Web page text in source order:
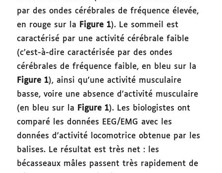
par des ondes cérébrales de fréquence élevée,
en rouge sur la Figure 1). Le sommeil est
caractérisé par une activité cérébrale faible
(c’est-à-dire caractérisée par des ondes
cérébrales de fréquence faible, en bleu sur la
Figure 1), ainsi qu’une activité musculaire
basse, voire une absence d’activité musculaire
(en bleu sur la Figure 1). Les biologistes ont
comparé les données EEG/EMG avec les
données d’activité locomotrice obtenue par les
balises. Le résultat est très net : les
bécasseaux mâles passent très rapidement de